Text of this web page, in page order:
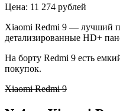
Цена: 11 274 рублей
Xiaomi Redmi 9 — лучший
детализированные HD+
На борту Redmi 9 есть
покупок.
Xiaomi Redmi 9